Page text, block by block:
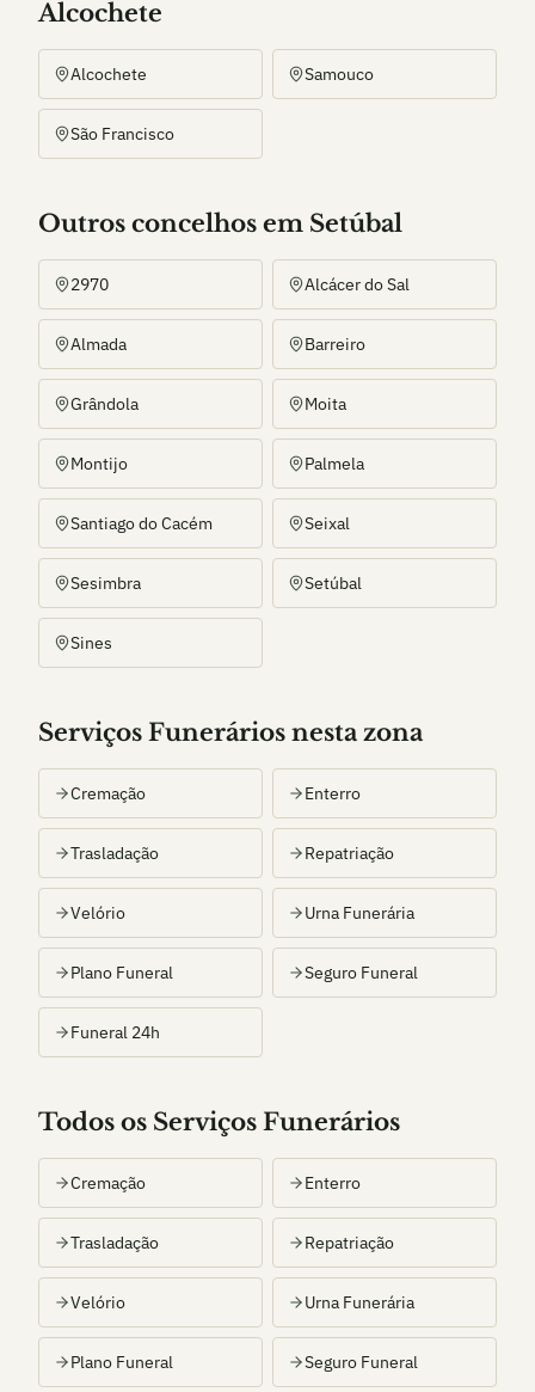
Alcochete
Alcochete Samouco
São Francisco
Outros concelhos em Setúbal
2970 Alcácer do Sal
Almada Barreiro
Grândola Moita
Montijo Palmela
Santiago do Cacém Seixal
Sesimbra Setúbal
Sines
Serviços Funerários nesta zona
Cremação Enterro
Trasladação Repatriação
Velório Urna Funerária
Plano Funeral Seguro Funeral
Funeral 24h
Todos os Serviços Funerários
Cremação Enterro
Trasladação Repatriação
Velório Urna Funerária
Plano Funeral Seguro Funeral